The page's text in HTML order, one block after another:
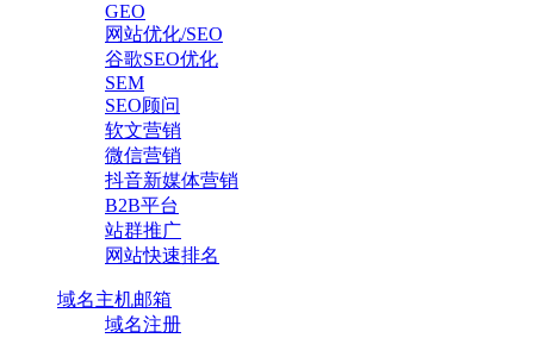
GEO
网站优化/SEO
谷歌SEO优化
SEM
SEO顾问
软文营销
微信营销
抖音新媒体营销
B2B平台
站群推广
网站快速排名
域名主机邮箱
域名注册